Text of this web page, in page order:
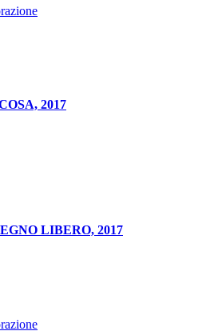
2017
LIBERO, 2017